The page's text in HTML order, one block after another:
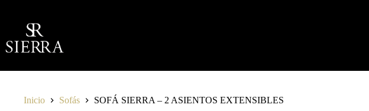
contenido
Inicio Sofás
SOFÁ SIERRA – 2 ASIENTOS EXTENSIBLES